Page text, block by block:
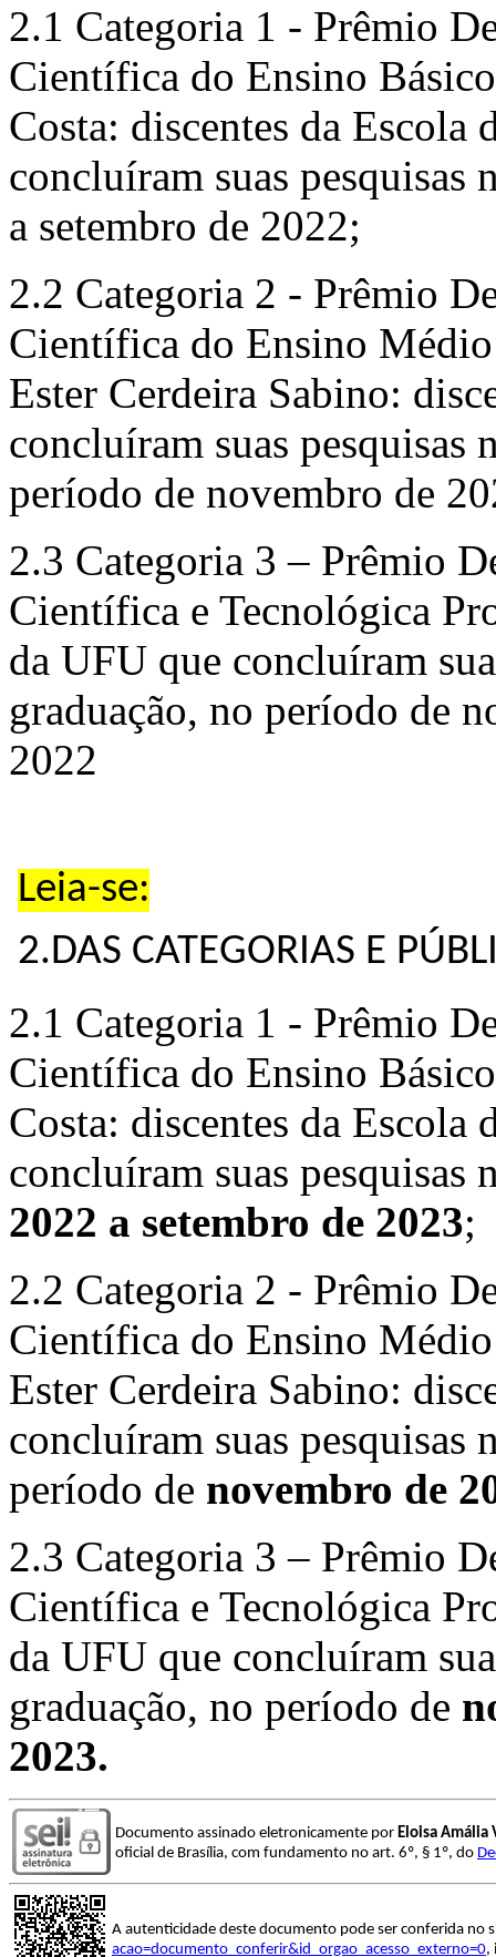
2.1 Categoria 1 - Prêmio
Científica do Ensino
Costa: discentes da Escola
concluíram suas pesquisas
a setembro de 2022;
2.2 Categoria 2 - Prêmio
Científica do Ensino
Ester Cerdeira Sabino:
concluíram suas
período de novembro de
2.3 Categoria 3 – Prêmio
Científica e Tecnológica
da UFU que concluíram
graduação, no período de
2022
Leia-se:
2.DAS CATEGORIAS E
2.1 Categoria 1 - Prêmio
Científica do Ensino
Costa: discentes da Escola
concluíram suas pesquisas
2022 a setembro de 2023;
2.2 Categoria 2 - Prêmio
Científica do Ensino
Ester Cerdeira Sabino:
concluíram suas
período de novembro de
2.3 Categoria 3 – Prêmio
Científica e Tecnológica
da UFU que concluíram
graduação, no período de
2023.
Documento assinado eletronicamente por Eloisa Amália
oficial de Brasília, com fundamento no art. 6º, § 1º, do
A autenticidade deste documento pode ser conferida no
acao=documento_conferir&id_orgao_acesso_externo=0,